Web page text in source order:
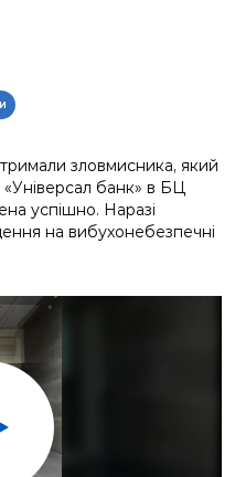
зловмисника, який
«Універсал банк» в БЦ
успішно. Наразі
на вибухонебезпечні